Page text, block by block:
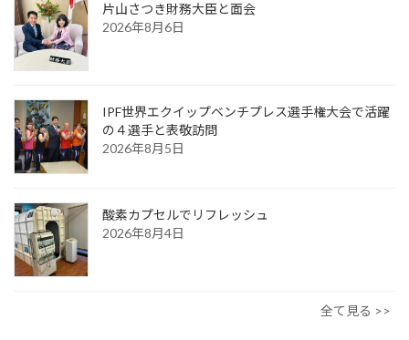
片山さつき財務大臣と面会
2026年8月6日
IPF世界エクイップベンチプレス選手権大会で活躍
の４選手と表敬訪問
2026年8月5日
酸素カプセルでリフレッシュ
2026年8月4日
全て見る >>